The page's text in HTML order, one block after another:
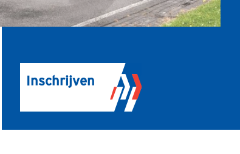
Inschrijven